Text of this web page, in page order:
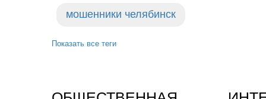
мошенники челябинск
Показать все теги